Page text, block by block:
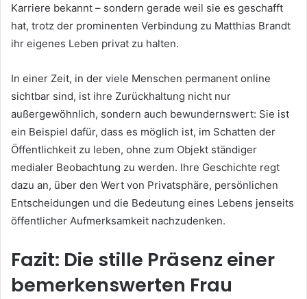
Karriere bekannt – sondern gerade weil sie es geschafft
hat, trotz der prominenten Verbindung zu Matthias Brandt
ihr eigenes Leben privat zu halten.
In einer Zeit, in der viele Menschen permanent online
sichtbar sind, ist ihre Zurückhaltung nicht nur
außergewöhnlich, sondern auch bewundernswert: Sie ist
ein Beispiel dafür, dass es möglich ist, im Schatten der
Öffentlichkeit zu leben, ohne zum Objekt ständiger
medialer Beobachtung zu werden. Ihre Geschichte regt
dazu an, über den Wert von Privatsphäre, persönlichen
Entscheidungen und die Bedeutung eines Lebens jenseits
öffentlicher Aufmerksamkeit nachzudenken.
Fazit: Die stille Präsenz einer
bemerkenswerten Frau